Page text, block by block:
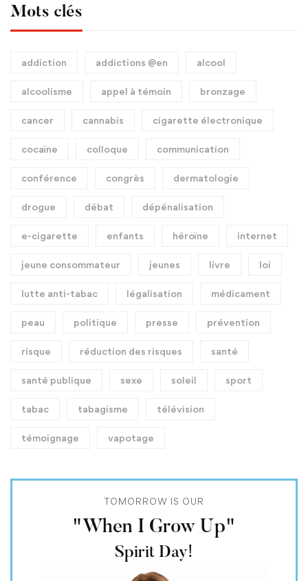
Mots clés
addiction addictions @en alcool
alcoolisme appel à témoin bronzage
cancer cannabis cigarette électronique
cocaïne colloque communication
conférence congrès dermatologie
drogue débat dépénalisation
e-cigarette enfants héroïne internet
jeune consommateur jeunes livre loi
lutte anti-tabac légalisation médicament
peau politique presse prévention
risque réduction des risques santé
santé publique sexe soleil sport
tabac tabagisme télévision
témoignage vapotage
TOMORROW IS OUR
"When I Grow Up"
Spirit Day!